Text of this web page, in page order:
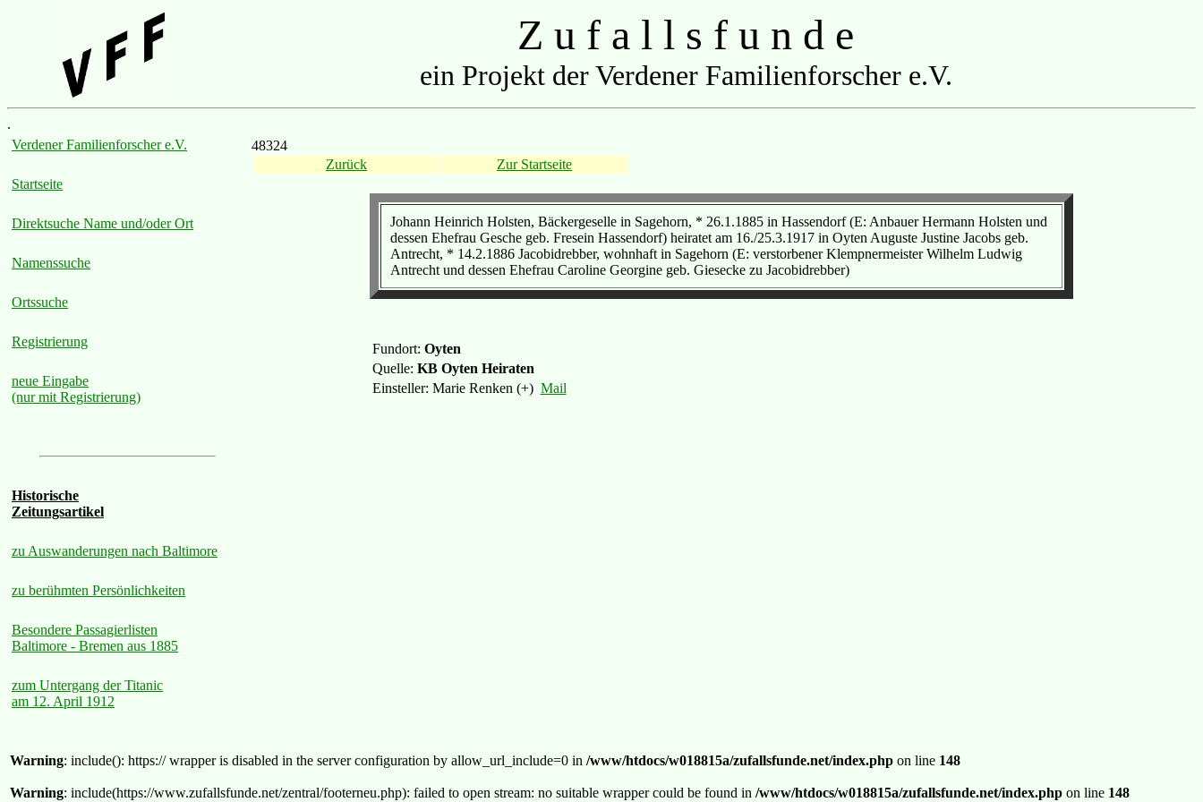
Z u f a l l s f u n d e
ein Projekt der Verdener Familienforscher e.V.
.
Verdener Familienforscher e.V.
Startseite
Direktsuche Name und/oder Ort
Namenssuche
Ortssuche
Registrierung
neue Eingabe
(nur mit Registrierung)
Historische
Zeitungsartikel
zu Auswanderungen nach Baltimore
zu berühmten Persönlichkeiten
Besondere Passagierlisten
Baltimore - Bremen aus 1885
zum Untergang der Titanic
am 12. April 1912
48324
Zurück
Zur Startseite
Johann Heinrich Holsten, Bäckergeselle in Sagehorn, * 26.1.1885 in Hassendorf (E: Anbauer Hermann Holsten und
dessen Ehefrau Gesche geb. Fresein Hassendorf) heiratet am 16./25.3.1917 in Oyten Auguste Justine Jacobs geb.
Antrecht, * 14.2.1886 Jacobidrebber, wohnhaft in Sagehorn (E: verstorbener Klempnermeister Wilhelm Ludwig
Antrecht und dessen Ehefrau Caroline Georgine geb. Giesecke zu Jacobidrebber)
Fundort: Oyten
Quelle: KB Oyten Heiraten
Einsteller: Marie Renken (+) Mail
Warning: include(): https:// wrapper is disabled in the server configuration by allow_url_include=0 in /www/htdocs/w018815a/zufallsfunde.net/index.php on line 148
Warning: include(https://www.zufallsfunde.net/zentral/footerneu.php): failed to open stream: no suitable wrapper could be found in /www/htdocs/w018815a/zufallsfunde.net/index.php on line 148